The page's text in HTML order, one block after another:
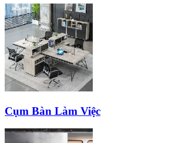
Cụm Bàn Làm Việc